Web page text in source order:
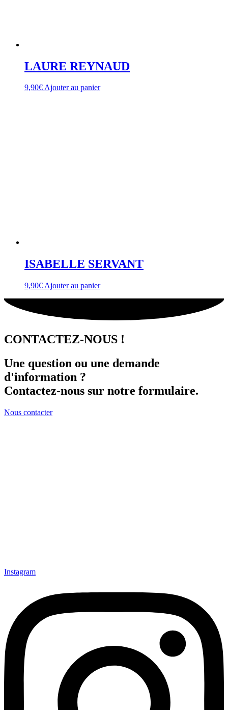
LAURE REYNAUD
9,90€Ajouter au panier
ISABELLE SERVANT
9,90€ Ajouter au panier
CONTACTEZ-NOUS !
Une question ou une demande
d'information ?
Contactez-nous sur notre formulaire.
Nous contacter
Instagram